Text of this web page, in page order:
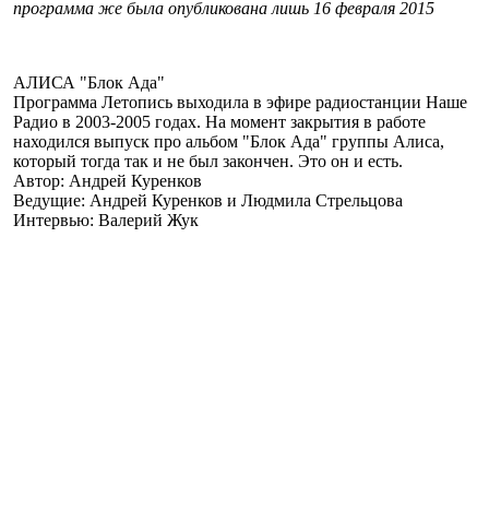
программа же была опубликована лишь 16 февраля 2015
АЛИСА "Блок Ада"
Программа Летопись выходила в эфире радиостанции Наше
Радио в 2003-2005 годах. На момент закрытия в работе
находился выпуск про альбом "Блок Ада" группы Алиса,
который тогда так и не был закончен. Это он и есть.
Автор: Андрей Куренков
Ведущие: Андрей Куренков и Людмила Стрельцова
Интервью: Валерий Жук